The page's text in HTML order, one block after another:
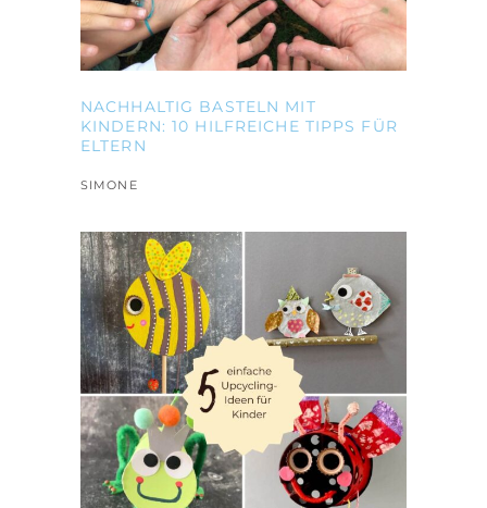
NACHHALTIG BASTELN MIT
KINDERN: 10 HILFREICHE TIPPS FÜR
ELTERN
SIMONE